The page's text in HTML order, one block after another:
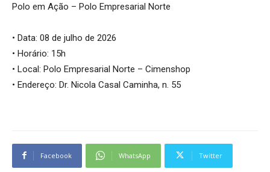
Polo em Ação – Polo Empresarial Norte
• Data: 08 de julho de 2026
• Horário: 15h
• Local: Polo Empresarial Norte – Cimenshop
• Endereço: Dr. Nicola Casal Caminha, n. 55
Facebook WhatsApp Twitter